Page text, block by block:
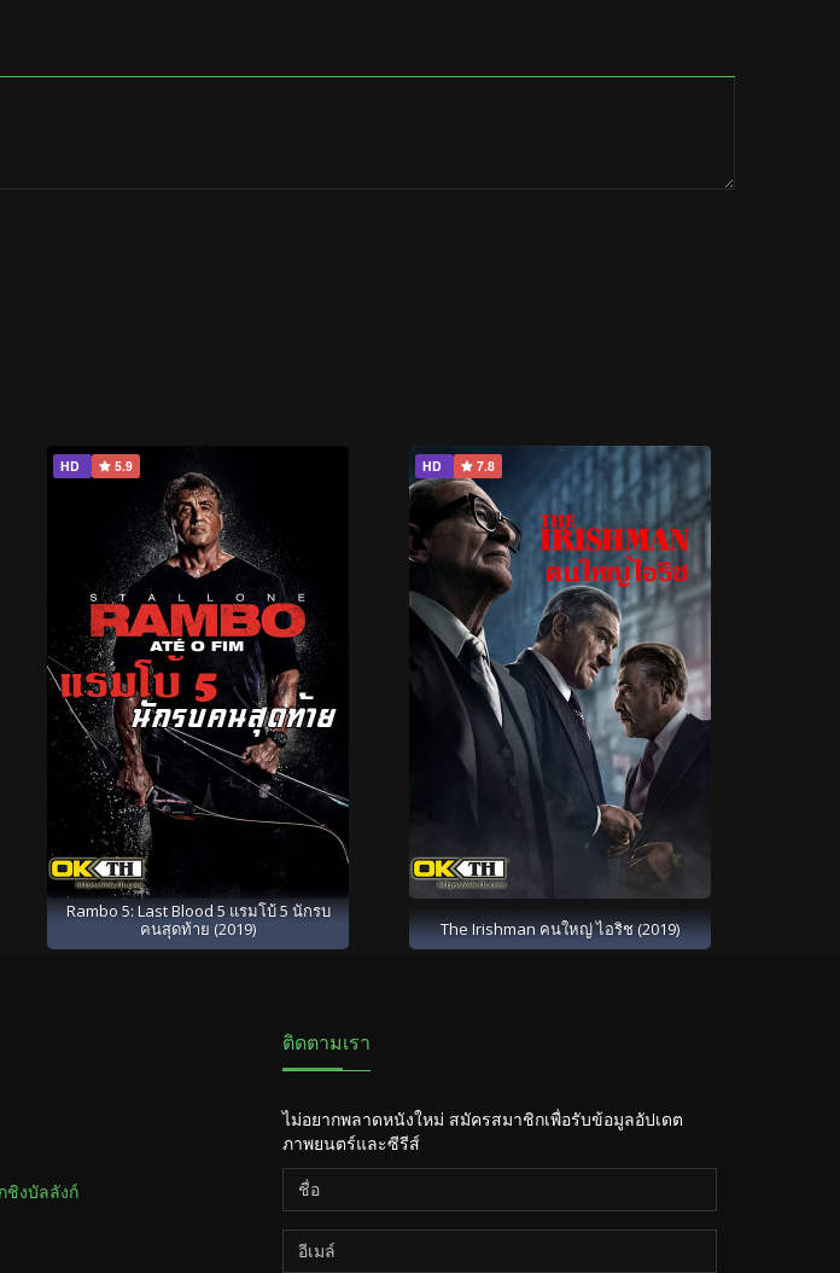
HD 5.9
Rambo 5: Last Blood 5 แรมโบ้ 5 นักรบ
คนสุดท้าย (2019)
HD 7.8
The Irishman คนใหญ่ ไอริช (2019)
ชิงบัลลังก์
ติดตามเรา
ไม่อยากพลาดหนังใหม่ สมัครสมาชิกเพื่อรับข้อมูลอัปเดต
ภาพยนตร์และซีรีส์